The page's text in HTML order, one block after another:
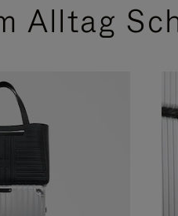
Alltag